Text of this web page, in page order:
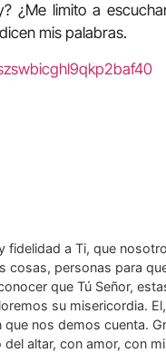
¿Me limito a
mis palabras.
fidelidad a Ti, que
cosas, personas para
que Tú Señor,
su misericordia.
nos demos cuenta.
altar, con amor, con